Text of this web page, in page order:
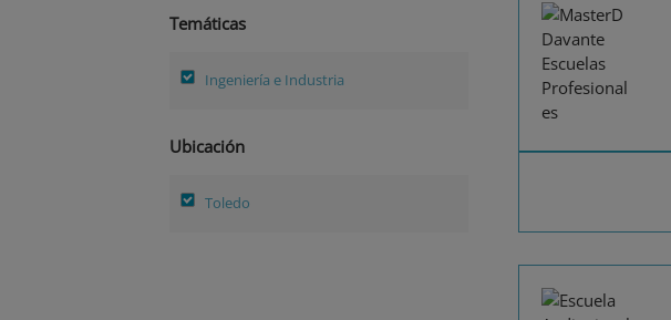
Temáticas
Ingeniería e Industria
Ubicación
Toledo